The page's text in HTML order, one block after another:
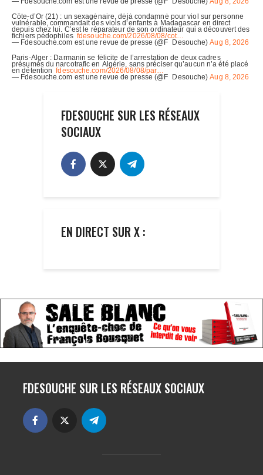
FDESOUCHE SUR LES RÉSEAUX
SOCIAUX
EN DIRECT SUR X :
FDESOUCHE SUR LES RÉSEAUX SOCIAUX